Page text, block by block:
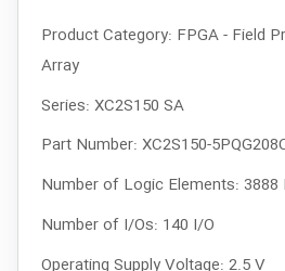
Product Category: FPGA - Field
Array
Series: XC2S150 SA
Part Number: XC2S150-
Number of Logic Elements: 3888
Number of I/Os: 140 I/O
Operating Supply Voltage: 2.5 V